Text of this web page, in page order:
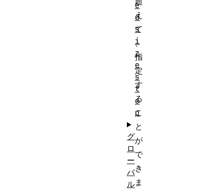
え
て
、
指
定
す
る
こ
と
が
で
き
ま
e
d
s
i
z
e
s
t
e
p
グ
ロ
ー
バ
ル